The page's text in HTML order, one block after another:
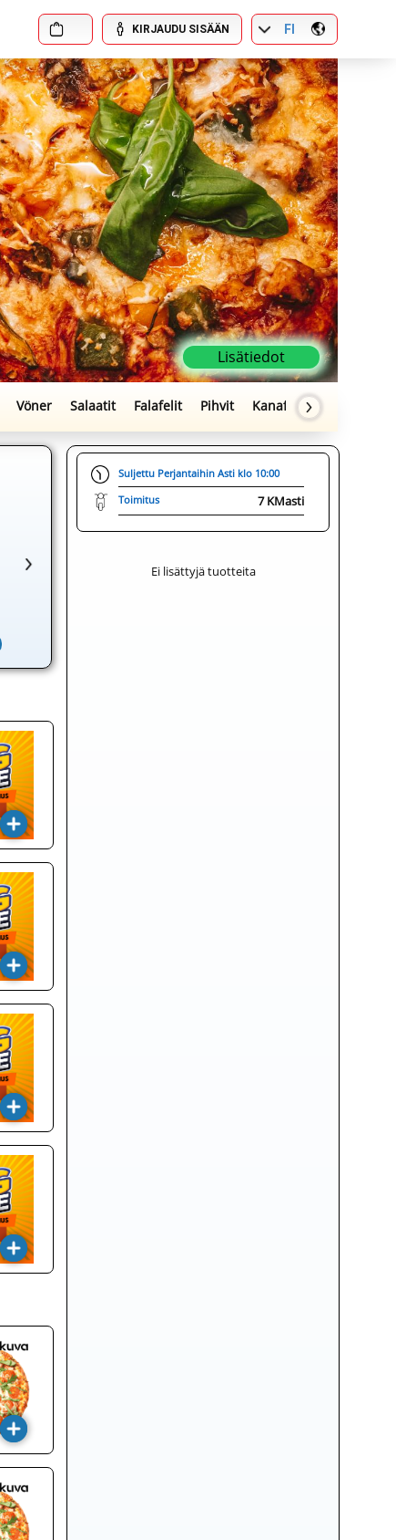
KIRJAUDU SISÄÄN FI
Lisätiedot
Vöner Salaatit Falafelit Pihvit Kanafile
Suljettu Perjantaihin Asti klo 10:00
Toimitus
7 KMasti
Ei lisättyjä tuotteita